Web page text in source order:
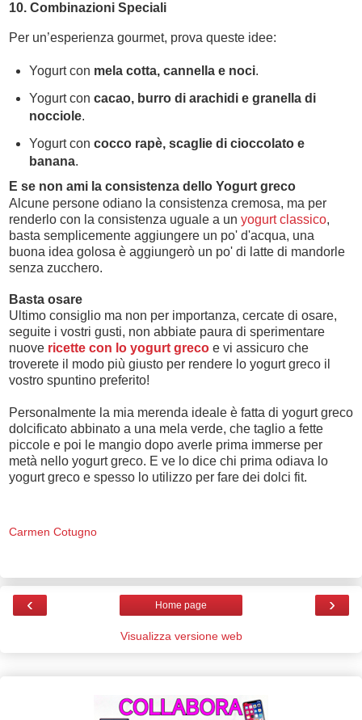
10. Combinazioni Speciali
Per un’esperienza gourmet, prova queste idee:
Yogurt con mela cotta, cannella e noci.
Yogurt con cacao, burro di arachidi e granella di
nocciole.
Yogurt con cocco rapè, scaglie di cioccolato e
banana.
E se non ami la consistenza dello Yogurt greco
Alcune persone odiano la consistenza cremosa, ma per
renderlo con la consistenza uguale a un yogurt classico,
basta semplicemente aggiungere un po' d'acqua, una
buona idea golosa è aggiungerò un po' di latte di mandorle
senza zucchero.
Basta osare
Ultimo consiglio ma non per importanza, cercate di osare,
seguite i vostri gusti, non abbiate paura di sperimentare
nuove ricette con lo yogurt greco e vi assicuro che
troverete il modo più giusto per rendere lo yogurt greco il
vostro spuntino preferito!
Personalmente la mia merenda ideale è fatta di yogurt greco
dolcificato abbinato a una mela verde, che taglio a fette
piccole e poi le mangio dopo averle prima immerse per
metà nello yogurt greco. E ve lo dice chi prima odiava lo
yogurt greco e spesso lo utilizzo per fare dei dolci fit.
Carmen Cotugno
‹ ›
Home page
Visualizza versione web